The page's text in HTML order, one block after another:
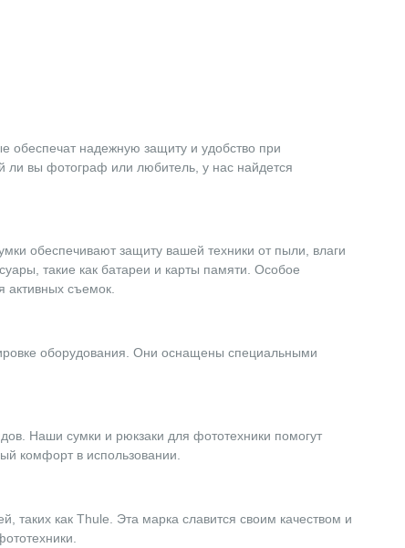
обеспечат надежную защиту и удобство при
ли вы фотограф или любитель, у нас найдется
обеспечивают защиту вашей техники от пыли, влаги
такие как батареи и карты памяти. Особое
активных съемок.
оборудования. Они оснащены специальными
Наши сумки и рюкзаки для фототехники помогут
комфорт в использовании.
таких как Thule. Эта марка славится своим качеством и